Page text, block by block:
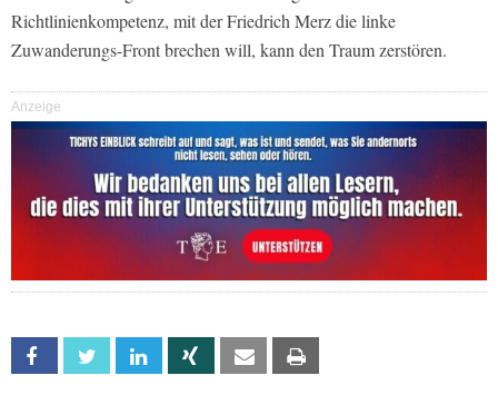
Richtlinienkompetenz, mit der Friedrich Merz die linke
Zuwanderungs-Front brechen will, kann den Traum zerstören.
Anzeige
Facebook Twitter Linkedin Xing Email